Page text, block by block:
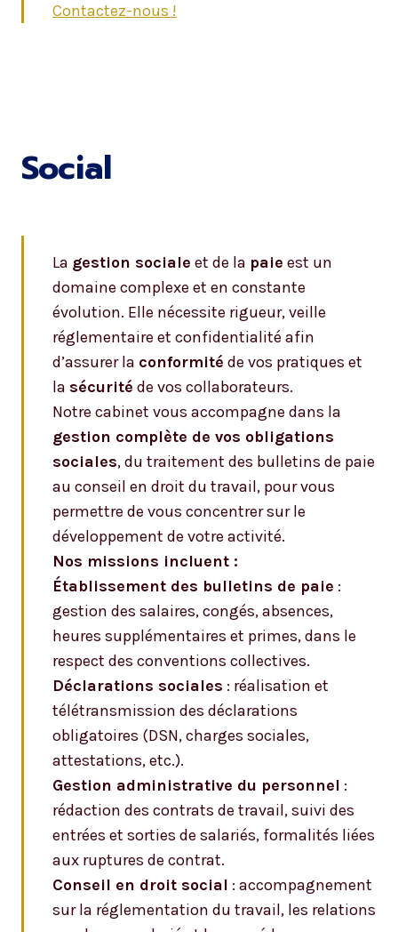
Contactez-nous !
Social
La gestion sociale et de la paie est un
domaine complexe et en constante
évolution. Elle nécessite rigueur, veille
réglementaire et confidentialité afin
d’assurer la conformité de vos pratiques et
la sécurité de vos collaborateurs.
Notre cabinet vous accompagne dans la
gestion complète de vos obligations
sociales, du traitement des bulletins de paie
au conseil en droit du travail, pour vous
permettre de vous concentrer sur le
développement de votre activité.
Nos missions incluent :
Établissement des bulletins de paie :
gestion des salaires, congés, absences,
heures supplémentaires et primes, dans le
respect des conventions collectives.
Déclarations sociales : réalisation et
télétransmission des déclarations
obligatoires (DSN, charges sociales,
attestations, etc.).
Gestion administrative du personnel :
rédaction des contrats de travail, suivi des
entrées et sorties de salariés, formalités liées
aux ruptures de contrat.
Conseil en droit social : accompagnement
sur la réglementation du travail, les relations